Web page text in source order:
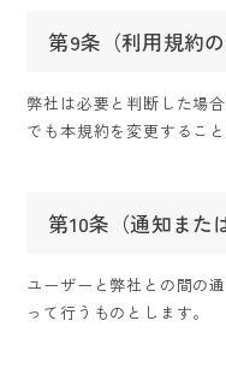
第9条（利用規約の
弊社は必要と判断した場
でも本規約を変更するこ
第10条（通知また
ユーザーと弊社との間の
って行うものとします。